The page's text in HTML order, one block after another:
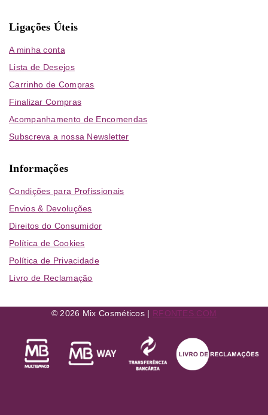
Ligações Úteis
A minha conta
Lista de Desejos
Carrinho de Compras
Finalizar Compras
Acompanhamento de Encomendas
Subscreva a nossa Newsletter
Informações
Condições para Profissionais
Envios & Devoluções
Direitos do Consumidor
Política de Cookies
Política de Privacidade
Livro de Reclamação
© 2026 Mix Cosméticos | RFONTES.COM